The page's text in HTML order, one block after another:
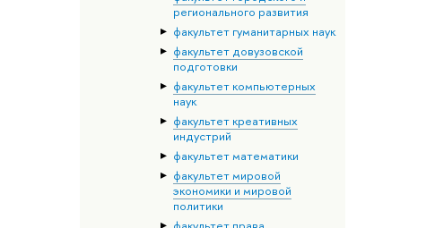
регионального развития
факультет гуманитарных наук
факультет довузовской
подготовки
факультет компьютерных
наук
факультет креативных
индустрий
факультет математики
факультет мировой
экономики и мировой
политики